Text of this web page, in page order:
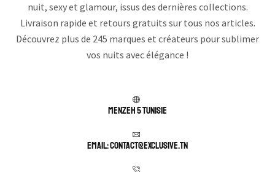
nuit, sexy et glamour, issus des dernières collections.
Livraison rapide et retours gratuits sur tous nos articles.
Découvrez plus de 245 marques et créateurs pour sublimer
vos nuits avec élégance !
Menzeh 5 TUNISIE
Email: contact@exclusive.tn